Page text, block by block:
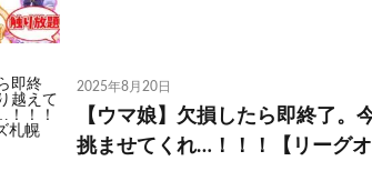
2025年8月20日
【ウマ娘】欠損したら即終了。
挑ませてくれ…！！！【リーグ